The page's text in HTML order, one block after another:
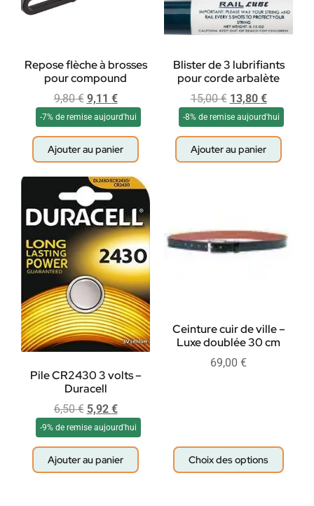
Repose flèche à brosses
pour compound
9,80€ 9,11 €
-7% de remise aujourd'hui
Ajouter au panier
Blister de 3 lubrifiants
pour corde arbalète
15,00€ 13,80 €
-8% de remise aujourd'hui
Ajouter au panier
Pile CR2430 3 volts –
Duracell
6,50€ 5,92 €
-9% de remise aujourd'hui
Ajouter au panier
Ceinture cuir de ville –
Luxe doublée 30 cm
69,00 €
Choix des options